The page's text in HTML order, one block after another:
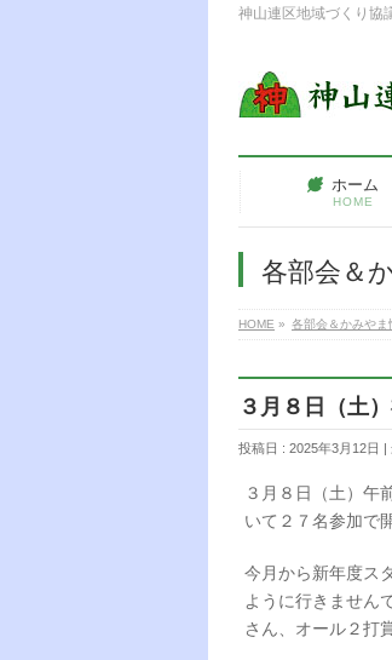
神山連区地域づくり協
ホーム
HOME
各部会＆
HOME » 各部会＆かみやま
３月８日（土
投稿日 : 2025年3月12日
３月８日（土）午
いて２７名参加で
今月から新年度ス
ように行きません
さん、オール２打